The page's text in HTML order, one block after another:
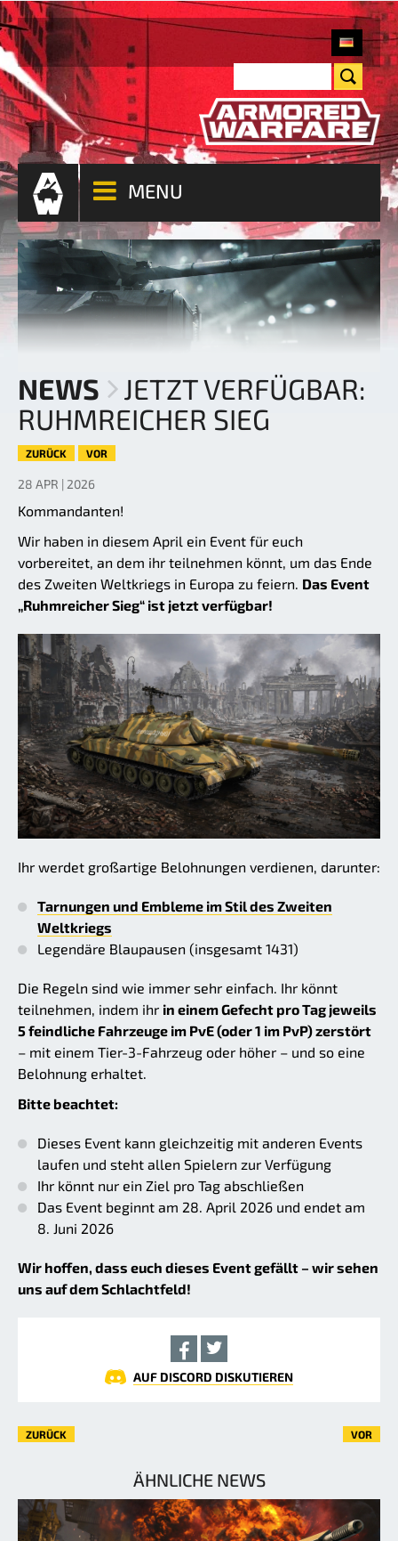
MENU
NEWS
JETZT VERFÜGBAR:
RUHMREICHER SIEG
ZURÜCK VOR
28 APR | 2026
Kommandanten!
Wir haben in diesem April ein Event für euch
vorbereitet, an dem ihr teilnehmen könnt, um das Ende
des Zweiten Weltkriegs in Europa zu feiern. Das Event
„Ruhmreicher Sieg“ ist jetzt verfügbar!
Ihr werdet großartige Belohnungen verdienen, darunter:
Tarnungen und Embleme im Stil des Zweiten
Weltkriegs
Legendäre Blaupausen (insgesamt 1431)
Die Regeln sind wie immer sehr einfach. Ihr könnt
teilnehmen, indem ihr in einem Gefecht pro Tag jeweils
5 feindliche Fahrzeuge im PvE (oder 1 im PvP) zerstört
– mit einem Tier-3-Fahrzeug oder höher – und so eine
Belohnung erhaltet.
Bitte beachtet:
Dieses Event kann gleichzeitig mit anderen Events
laufen und steht allen Spielern zur Verfügung
Ihr könnt nur ein Ziel pro Tag abschließen
Das Event beginnt am 28. April 2026 und endet am
8. Juni 2026
Wir hoffen, dass euch dieses Event gefällt – wir sehen
uns auf dem Schlachtfeld!
AUF DISCORD DISKUTIEREN
ZURÜCK VOR
ÄHNLICHE NEWS